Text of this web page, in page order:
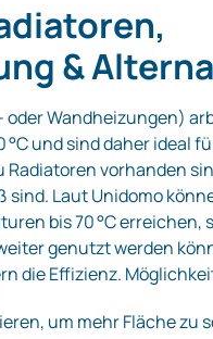
&
oder Wandheizungen)
und sind daher ideal
Radiatoren vorhanden
sind. Laut Unidomo
bis 70 °C erreichen,
genutzt werden
die Effizienz.
um mehr Fläche zu